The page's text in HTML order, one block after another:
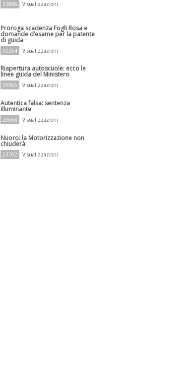
32806 Visualizzazioni
Proroga scadenza Fogli Rosa e
domande d’esame per la patente
di guida
32254 Visualizzazioni
Riapertura autoscuole: ecco le
linee guida del Ministero
29965 Visualizzazioni
Autentica falsa: sentenza
illuminante
29068 Visualizzazioni
Nuoro: la Motorizzazione non
chiuderà
23702 Visualizzazioni